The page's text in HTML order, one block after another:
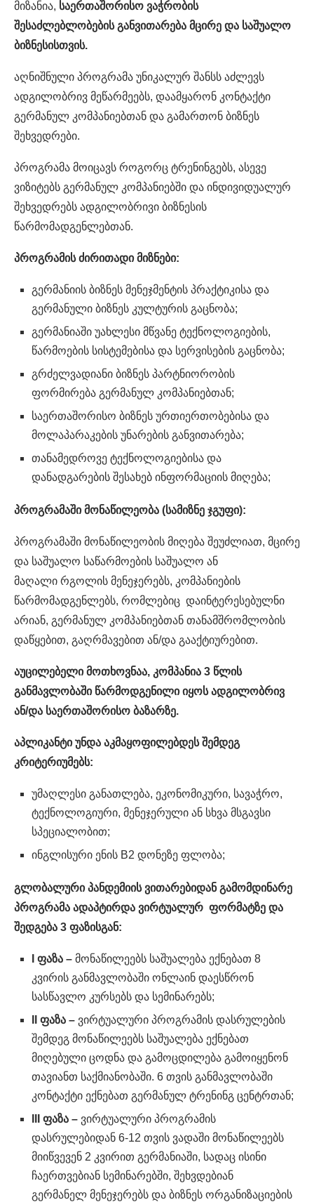
მიზანია, საერთაშორისო ვაჭრობის
შესაძლებლობების განვითარება მცირე და საშუალო
ბიზნესისთვის.
აღნიშნული პროგრამა უნიკალურ შანსს აძლევს
ადგილობრივ მეწარმეებს, დაამყარონ კონტაქტი
გერმანულ კომპანიებთან და გამართონ ბიზნეს
შეხვედრები.
პროგრამა მოიცავს როგორც ტრენინგებს, ასევე
ვიზიტებს გერმანულ კომპანიებში და ინდივიდუალურ
შეხვედრებს ადგილობრივი ბიზნესის
წარმომადგენლებთან.
პროგრამის ძირითადი მიზნები:
გერმანიის ბიზნეს მენეჯმენტის პრაქტიკისა და
გერმანული ბიზნეს კულტურის გაცნობა;
გერმანიაში უახლესი მწვანე ტექნოლოგიების,
წარმოების სისტემებისა და სერვისების გაცნობა;
გრძელვადიანი ბიზნეს პარტნიორობის
ფორმირება გერმანულ კომპანიებთან;
საერთაშორისო ბიზნეს ურთიერთობებისა და
მოლაპარაკების უნარების განვითარება;
თანამედროვე ტექნოლოგიებისა და
დანადგარების შესახებ ინფორმაციის მიღება;
პროგრამაში მონაწილეობა (სამიზნე ჯგუფი):
პროგრამაში მონაწილეობის მიღება შეუძლიათ, მცირე
და საშუალო საწარმოების საშუალო ან
მაღალი რგოლის მენეჯერებს, კომპანიების
წარმომადგენლებს, რომლებიც დაინტერესებულნი
არიან, გერმანულ კომპანიებთან თანამშრომლობის
დაწყებით, გაღრმავებით ან/და გააქტიურებით.
აუცილებელი მოთხოვნაა, კომპანია 3 წლის
განმავლობაში წარმოდგენილი იყოს ადგილობრივ
ან/და საერთაშორისო ბაზარზე.
აპლიკანტი უნდა აკმაყოფილებდეს შემდეგ
კრიტერიუმებს:
უმაღლესი განათლება, ეკონომიკური, სავაჭრო,
ტექნოლოგიური, მენეჯერული ან სხვა მსგავსი
სპეციალობით;
ინგლისური ენის B2 დონეზე ფლობა;
გლობალური პანდემიის ვითარებიდან გამომდინარე
პროგრამა ადაპტირდა ვირტუალურ ფორმატზე და
შედგება 3 ფაზისგან:
I ფაზა – მონაწილეებს საშუალება ექნებათ 8
კვირის განმავლობაში ონლაინ დაესწრონ
სასწავლო კურსებს და სემინარებს;
II ფაზა – ვირტუალური პროგრამის დასრულების
შემდეგ მონაწილეებს საშუალება ექნებათ
მიღებული ცოდნა და გამოცდილება გამოიყენონ
თავიანთ საქმიანობაში. 6 თვის განმავლობაში
კონტაქტი ექნებათ გერმანულ ტრენინგ ცენტრთან;
III ფაზა – ვირტუალური პროგრამის
დასრულებიდან 6-12 თვის ვადაში მონაწილეებს
მიიწვევენ 2 კვირით გერმანიაში, სადაც ისინი
ჩაერთვებიან სემინარებში, შეხვდებიან
გერმანელ მენეჯერებს და ბიზნეს ორგანიზაციების